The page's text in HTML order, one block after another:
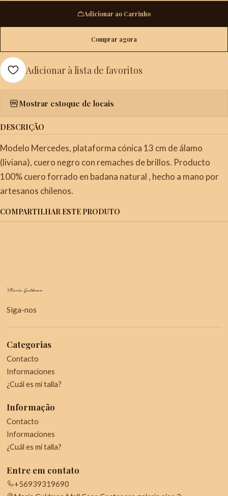
Adicionar ao Carrinho
Comprar agora
Adicionar à lista de favoritos
Mostrar estoque de locais
DESCRIÇÃO
Modelo Mercedes, plataforma cónica 13 cm de álamo
(liviana), cuero negro con remaches de brillos. Producto
100% cuero forrado en badana natural , hecho a mano por
artesanos chilenos.
COMPARTILHAR ESTE PRODUTO
Siga-nos
Categorias
Contacto
Informaciones
¿Cuál es mi talla?
Informação
Contacto
Informaciones
¿Cuál es mi talla?
Entre em contato
+56939319690